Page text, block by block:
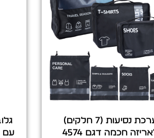
ערכת נסיעות (7 חלקים)
חכמה דגם 4574
עם